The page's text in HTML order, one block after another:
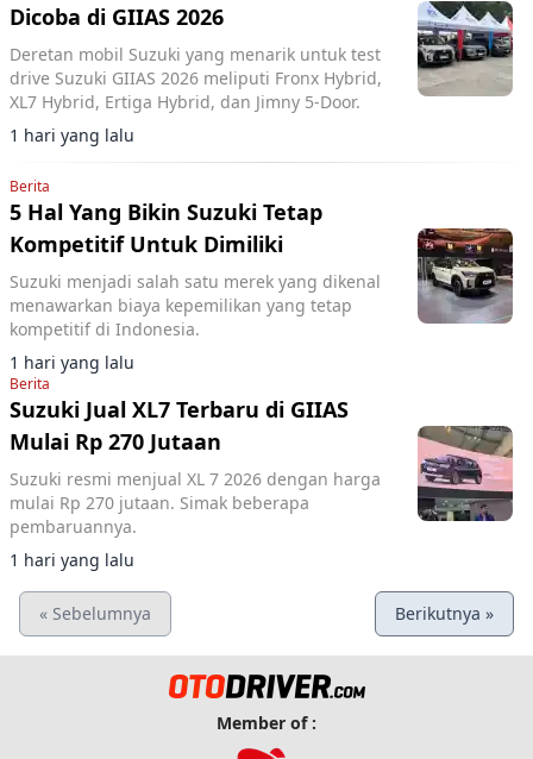
Dicoba di GIIAS 2026
Deretan mobil Suzuki yang menarik untuk test
drive Suzuki GIIAS 2026 meliputi Fronx Hybrid,
XL7 Hybrid, Ertiga Hybrid, dan Jimny 5-Door.
1 hari yang lalu
Berita
5 Hal Yang Bikin Suzuki Tetap
Kompetitif Untuk Dimiliki
Suzuki menjadi salah satu merek yang dikenal
menawarkan biaya kepemilikan yang tetap
kompetitif di Indonesia.
1 hari yang lalu
Berita
Suzuki Jual XL7 Terbaru di GIIAS
Mulai Rp 270 Jutaan
Suzuki resmi menjual XL 7 2026 dengan harga
mulai Rp 270 jutaan. Simak beberapa
pembaruannya.
1 hari yang lalu
« Sebelumnya Berikutnya »
Member of :